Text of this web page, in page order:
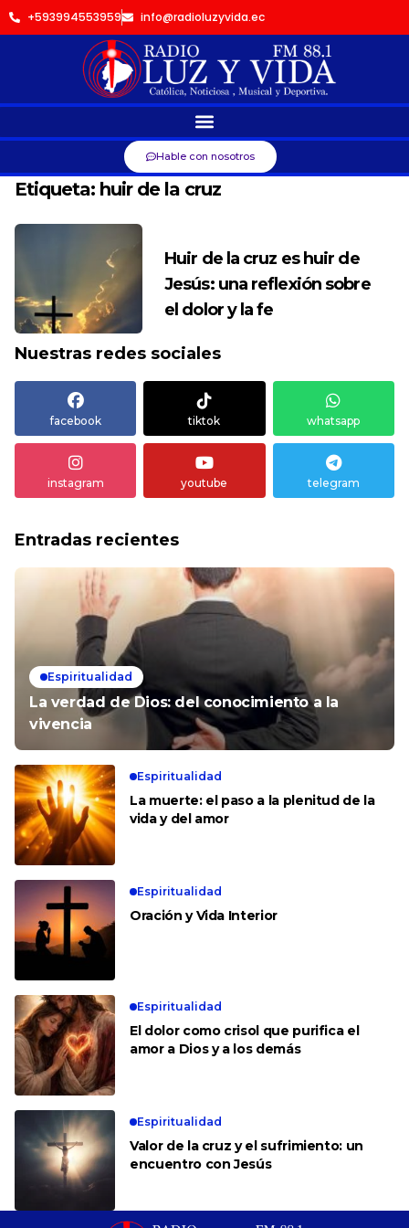
+593994553959 info@radioluzyvida.ec
Hable con nosotros
Etiqueta: huir de la cruz
Huir de la cruz es huir de
Jesús: una reflexión sobre
el dolor y la fe
Nuestras redes sociales
facebook tiktok whatsapp
instagram youtube telegram
Entradas recientes
Espiritualidad
La verdad de Dios: del conocimiento a la
vivencia
Espiritualidad
La muerte: el paso a la plenitud de la
vida y del amor
Espiritualidad
Oración y Vida Interior
Espiritualidad
El dolor como crisol que purifica el
amor a Dios y a los demás
Espiritualidad
Valor de la cruz y el sufrimiento: un
encuentro con Jesús